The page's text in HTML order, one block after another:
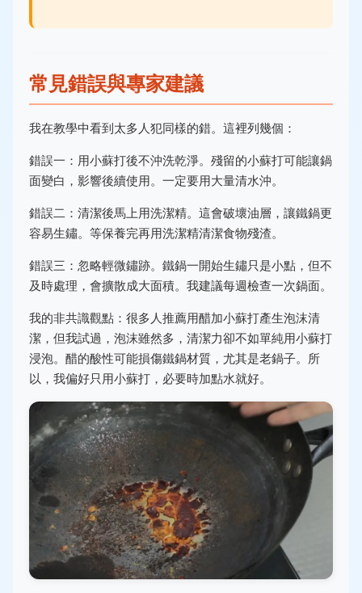
常見錯誤與專家建議
我在教學中看到太多人犯同樣的錯。這裡列幾個：
錯誤一：用小蘇打後不沖洗乾淨。殘留的小蘇打可能讓鍋
面變白，影響後續使用。一定要用大量清水沖。
錯誤二：清潔後馬上用洗潔精。這會破壞油層，讓鐵鍋更
容易生鏽。等保養完再用洗潔精清潔食物殘渣。
錯誤三：忽略輕微鏽跡。鐵鍋一開始生鏽只是小點，但不
及時處理，會擴散成大面積。我建議每週檢查一次鍋面。
我的非共識觀點：很多人推薦用醋加小蘇打產生泡沫清
潔，但我試過，泡沫雖然多，清潔力卻不如單純用小蘇打
浸泡。醋的酸性可能損傷鐵鍋材質，尤其是老鍋子。所
以，我偏好只用小蘇打，必要時加點水就好。